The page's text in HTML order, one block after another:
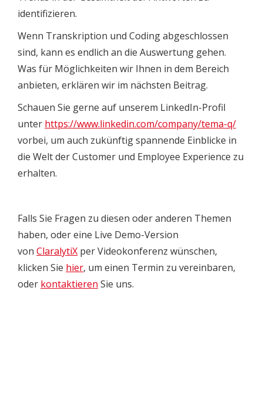
identifizieren.
Wenn Transkription und Coding abgeschlossen
sind, kann es endlich an die Auswertung gehen.
Was für Möglichkeiten wir Ihnen in dem Bereich
anbieten, erklären wir im nächsten Beitrag.
Schauen Sie gerne auf unserem LinkedIn-Profil
unter https://www.linkedin.com/company/tema-q/
vorbei, um auch zukünftig spannende Einblicke in
die Welt der Customer und Employee Experience zu
erhalten.
Falls Sie Fragen zu diesen oder anderen Themen
haben, oder eine Live Demo-Version
von ClaralytiXper Videokonferenz wünschen,
klicken Sie hier, um einen Termin zu vereinbaren,
oder kontaktieren Sie uns.